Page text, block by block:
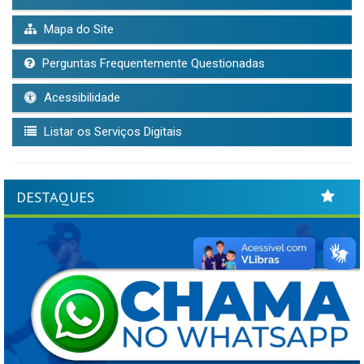
Mapa do Site
Perguntas Frequentemente Questionadas
Acessibilidade
Listar os Serviços Digitais
DESTAQUES